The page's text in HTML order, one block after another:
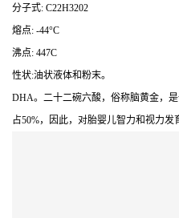
分子式: C22H3202
熔点: -44°C
沸点: 447C
性状:油状液体和粉末。
DHA。二十二碗六酸，俗称脑黄金，
占50%，因此，对胎婴儿智力和视力